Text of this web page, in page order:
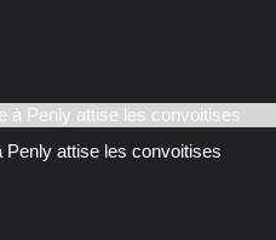
Penly attise les convoitises